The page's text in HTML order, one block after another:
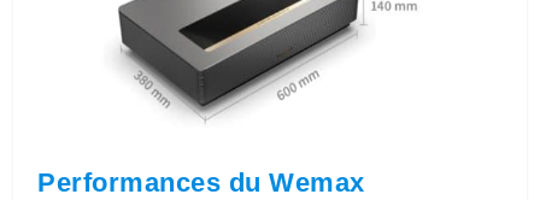
Performances du Wemax